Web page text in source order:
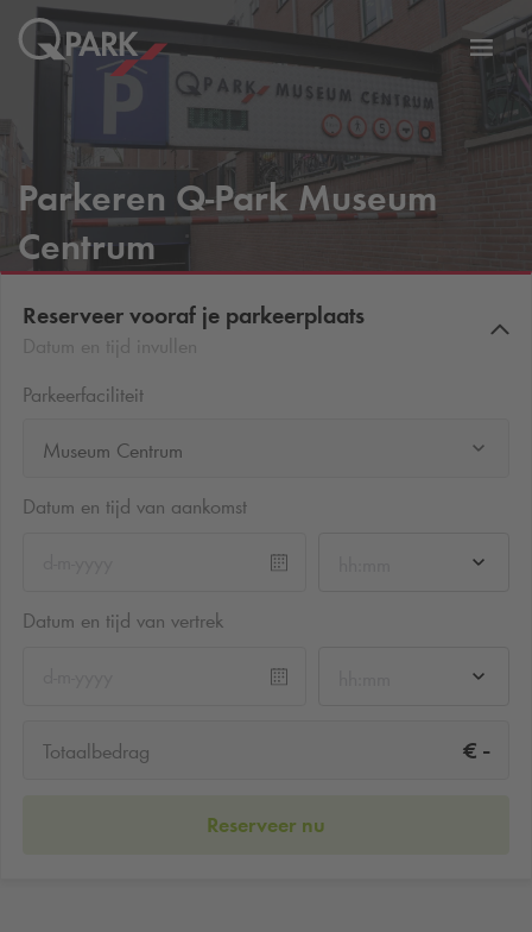
Parkeren Q-ParkMuseum
Centrum
Reserveer vooraf je parkeerplaats
Parkeerfaciliteit
Museum Centrum
Datum en tijd van aankomst
Datum en tijd van vertrek
Totaalbedrag € -
Reserveer nu